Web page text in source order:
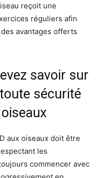
reçoit une
réguliers afin
avantages offerts
savoir sur
sécurité
aux oiseaux doit être
les
commencer avec